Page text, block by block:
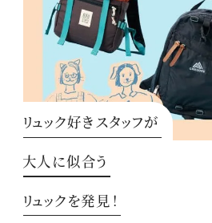
リュック好きスタッフが
大人に似合う
リュックを発見！